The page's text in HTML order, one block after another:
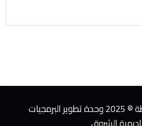
جميع الحقوق محفوظة © 2025 وحدة تطوير البرمجيات